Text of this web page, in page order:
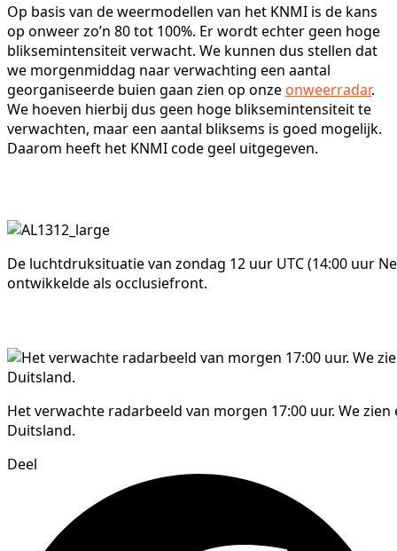
Op basis van de weermodellen van het KNMI is de kans
op onweer zo’n 80 tot 100%. Er wordt echter geen hoge
bliksemintensiteit verwacht. We kunnen dus stellen dat
we morgenmiddag naar verwachting een aantal
georganiseerde buien gaan zien op onze onweerradar.
We hoeven hierbij dus geen hoge bliksemintensiteit te
verwachten, maar een aantal bliksems is goed mogelijk.
Daarom heeft het KNMI code geel uitgegeven.
De luchtdruksituatie van zondag 12 uur UTC (14:00 uur
ontwikkelde als occlusiefront.
Het verwachte radarbeeld van morgen 17:00 uur. We
Duitsland.
Deel